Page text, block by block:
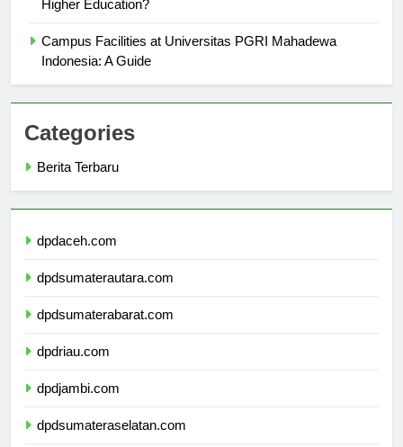
Higher Education?
Campus Facilities at Universitas PGRI Mahadewa
Indonesia: A Guide
Categories
Berita Terbaru
dpdaceh.com
dpdsumaterautara.com
dpdsumaterabarat.com
dpdriau.com
dpdjambi.com
dpdsumateraselatan.com